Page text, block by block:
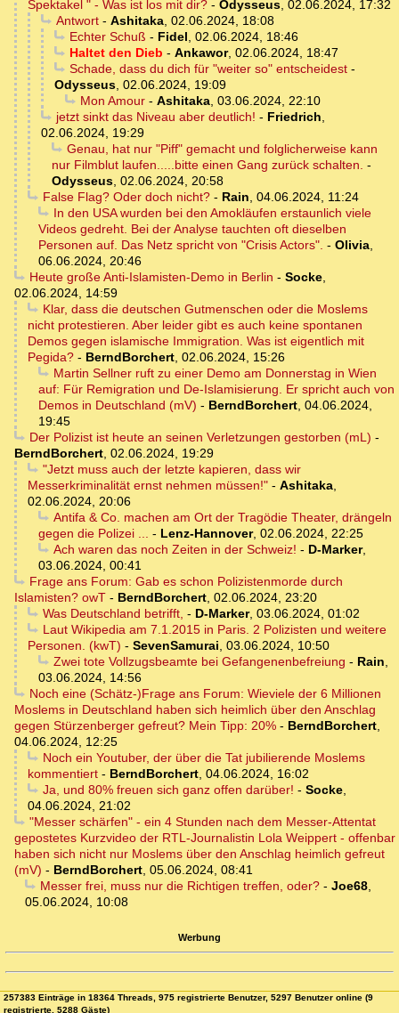
Spektakel " - Was ist los mit dir? - Odysseus, 02.06.2024, 17:32
Antwort- Ashitaka, 02.06.2024, 18:08
Echter Schuß - Fidel, 02.06.2024, 18:46
Haltet den Dieb - Ankawor, 02.06.2024, 18:47
Schade, dass du dich für "weiter so" entscheidest-
Odysseus, 02.06.2024, 19:09
Mon Amour- Ashitaka, 03.06.2024, 22:10
jetzt sinkt das Niveau aber deutlich! - Friedrich,
02.06.2024, 19:29
Genau, hat nur "Piff" gemacht und folglicherweise kann
nur Filmblut laufen.....bitte einen Gang zurück schalten. -
Odysseus, 02.06.2024, 20:58
False Flag? Oder doch nicht?- Rain, 04.06.2024, 11:24
In den USA wurden bei den Amokläufen erstaunlich viele
Videos gedreht. Bei der Analyse tauchten oft dieselben
Personen auf. Das Netz spricht von "Crisis Actors". - Olivia,
06.06.2024, 20:46
Heute große Anti-Islamisten-Demo in Berlin - Socke,
02.06.2024, 14:59
Klar, dass die deutschen Gutmenschen oder die Moslems
nicht protestieren. Aber leider gibt es auch keine spontanen
Demos gegen islamische Immigration. Was ist eigentlich mit
Pegida? - BerndBorchert, 02.06.2024, 15:26
Martin Sellner ruft zu einer Demo am Donnerstag in Wien
auf: Für Remigration und De-Islamisierung. Er spricht auch von
Demos in Deutschland (mV) - BerndBorchert, 04.06.2024,
19:45
Der Polizist ist heute an seinen Verletzungen gestorben (mL) -
BerndBorchert, 02.06.2024, 19:29
"Jetzt muss auch der letzte kapieren, dass wir
Messerkriminalität ernst nehmen müssen!" - Ashitaka,
02.06.2024, 20:06
Antifa & Co. machen am Ort der Tragödie Theater, drängeln
gegen die Polizei ... - Lenz-Hannover, 02.06.2024, 22:25
Ach waren das noch Zeiten in der Schweiz! - D-Marker,
03.06.2024, 00:41
Frage ans Forum: Gab es schon Polizistenmorde durch
Islamisten? owT - BerndBorchert, 02.06.2024, 23:20
Was Deutschland betrifft, - D-Marker, 03.06.2024, 01:02
Laut Wikipedia am 7.1.2015 in Paris. 2 Polizisten und weitere
Personen. (kwT) - SevenSamurai, 03.06.2024, 10:50
Zwei tote Vollzugsbeamte bei Gefangenenbefreiung - Rain,
03.06.2024, 14:56
Noch eine (Schätz-)Frage ans Forum: Wieviele der 6 Millionen
Moslems in Deutschland haben sich heimlich über den Anschlag
gegen Stürzenberger gefreut? Mein Tipp: 20% - BerndBorchert,
04.06.2024, 12:25
Noch ein Youtuber, der über die Tat jubilierende Moslems
kommentiert - BerndBorchert, 04.06.2024, 16:02
Ja, und 80% freuen sich ganz offen darüber! - Socke,
04.06.2024, 21:02
"Messer schärfen" - ein 4 Stunden nach dem Messer-Attentat
gepostetes Kurzvideo der RTL-Journalistin Lola Weippert - offenbar
haben sich nicht nur Moslems über den Anschlag heimlich gefreut
(mV) - BerndBorchert, 05.06.2024, 08:41
Messer frei, muss nur die Richtigen treffen, oder?- Joe68,
05.06.2024, 10:08
Werbung
257383 Einträge in 18364 Threads, 975 registrierte Benutzer, 5297 Benutzer online (9
registrierte, 5288 Gäste)